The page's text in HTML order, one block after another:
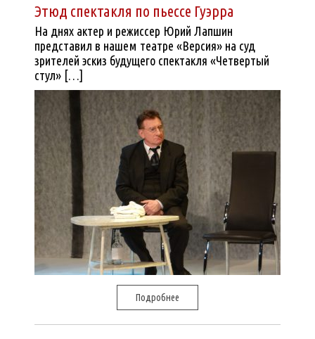
Этюд спектакля по пьессе Гуэрра
На днях актер и режиссер Юрий Лапшин
представил в нашем театре «Версия» на суд
зрителей эскиз будущего спектакля «Четвертый
стул» […]
Подробнее